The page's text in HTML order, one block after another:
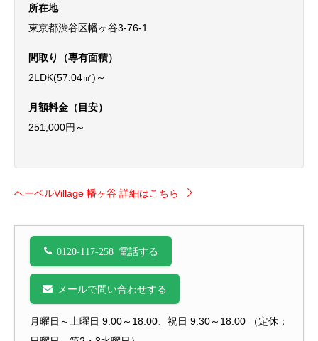
所在地
東京都渋谷区幡ヶ谷3-76-1
間取り（専有面積）
2LDK(57.04㎡)～
月額料金（目安）
251,000円～
ヘーベルVillage 幡ヶ谷 詳細はこちら
0120-117-258 電話する
メールで問い合わせする
月曜日～土曜日 9:00～18:00、祝日 9:30～18:00 （定休：